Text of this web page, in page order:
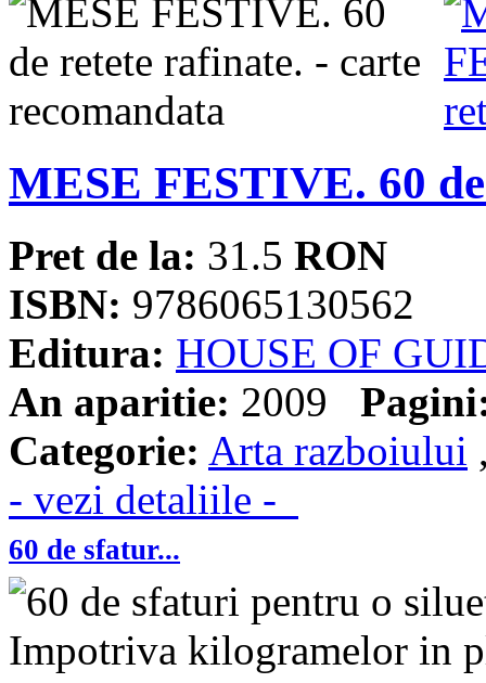
MESE FESTIVE. 60
Pret de la: 31.5 RON
ISBN: 9786065130562
Editura: HOUSE OF
An aparitie: 2009
Categorie: Arta razboiului
- vezi detaliile -
60 de sfatur...